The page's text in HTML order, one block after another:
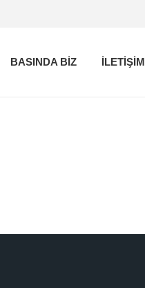
BASINDA BİZ İLETİŞİM